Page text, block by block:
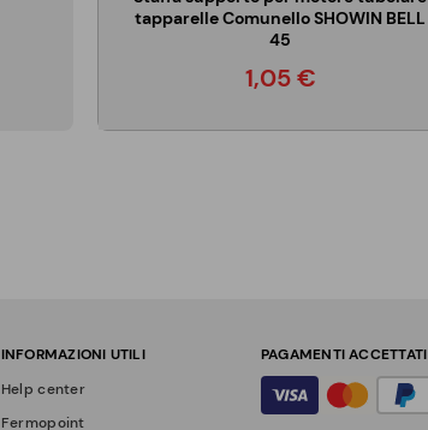
tapparelle Comunello SHOWIN BELL
45
1,05 €
INFORMAZIONI UTILI
Help center
Fermopoint
PAGAMENTI ACCETTATI